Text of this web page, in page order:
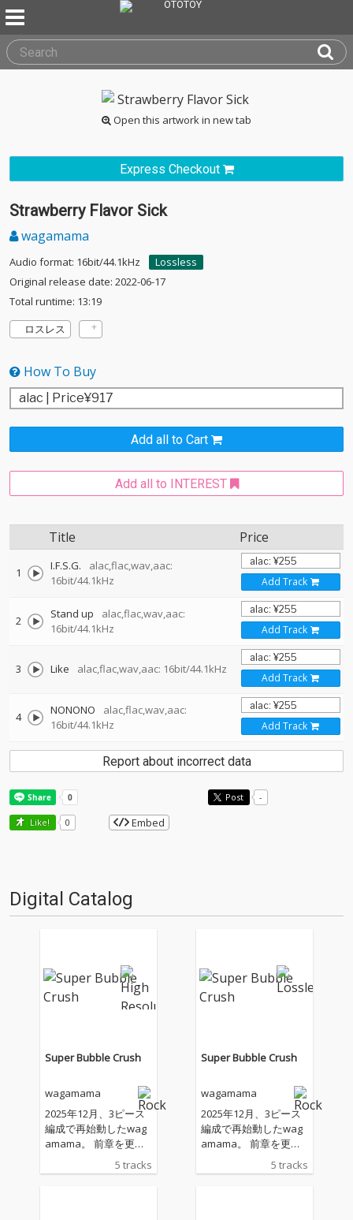
Open this artwork in new tab
Express Checkout
Strawberry Flavor Sick
wagamama
Audio format: 16bit/44.1kHz
Lossless
Original release date: 2022-06-17
Total runtime: 13:19
ロスレス
How To Buy
Add all to Cart
Add all to INTEREST
Title Price
1 I.F.S.G.
alac,flac,wav,aac:
16bit/44.1kHz
Add Track
2 Stand up
alac,flac,wav,aac:
16bit/44.1kHz
Add Track
3 Like alac,flac,wav,aac: 16bit/44.1kHz
Add Track
4 NONONO
alac,flac,wav,aac:
16bit/44.1kHz
Add Track
Report about incorrect data
Post -
Like! 0 Embed
Digital Catalog
Super Bubble Crush
wagamama
2025年12月、3ピース
編成で再始動したwag
amama。 前章を更新
し、より自由でロック
な最新形。 これ
5 tracks
Super Bubble Crush
wagamama
2025年12月、3ピース
編成で再始動したwag
amama。 前章を更新
し、より自由でロック
な最新形。 これ
5 tracks